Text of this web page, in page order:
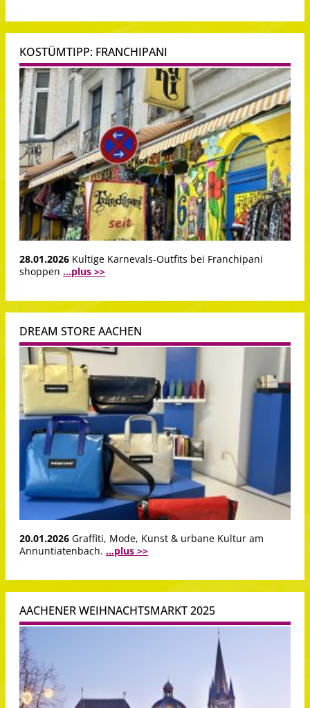
KOSTÜMTIPP: FRANCHIPANI
28.01.2026 Kultige Karnevals-Outfits bei Franchipani
shoppen ...plus >>
DREAM STORE AACHEN
20.01.2026 Graffiti, Mode, Kunst & urbane Kultur am
Annuntiatenbach. ...plus >>
AACHENER WEIHNACHTSMARKT 2025